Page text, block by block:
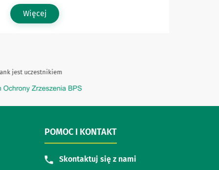
Więcej
jest uczestnikiem
POMOC I KONTAKT
Skontaktuj się z nami